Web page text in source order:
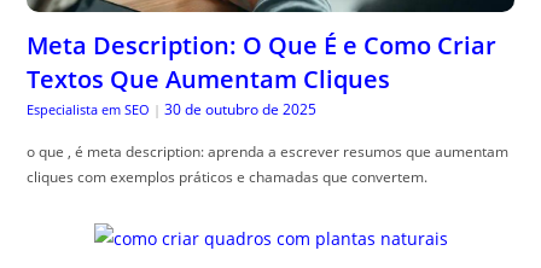
Meta Description: O Que É e Como Criar
Textos Que Aumentam Cliques
Especialista em SEO | 30 de outubro de 2025
o que , é meta description: aprenda a escrever resumos que aumentam
cliques com exemplos práticos e chamadas que convertem.